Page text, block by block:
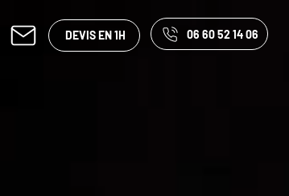
DEVIS EN 1H 06 60 52 14 06